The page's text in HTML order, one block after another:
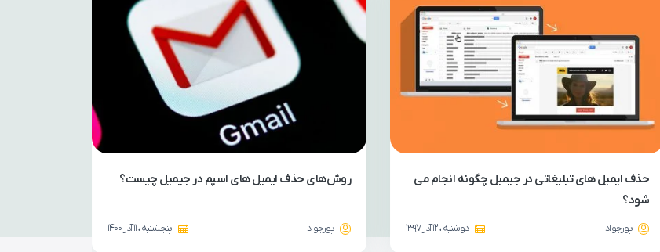
حذف ایمیل های تبلیغاتی در جیمیل چگونه انجام می
شود؟
پورجواد دوشنبه ، 12 آذر 1397
روش‌های حذف ایمیل های اسپم در جیمیل چیست؟
پورجواد پنجشنبه ، 11 آذر 1400